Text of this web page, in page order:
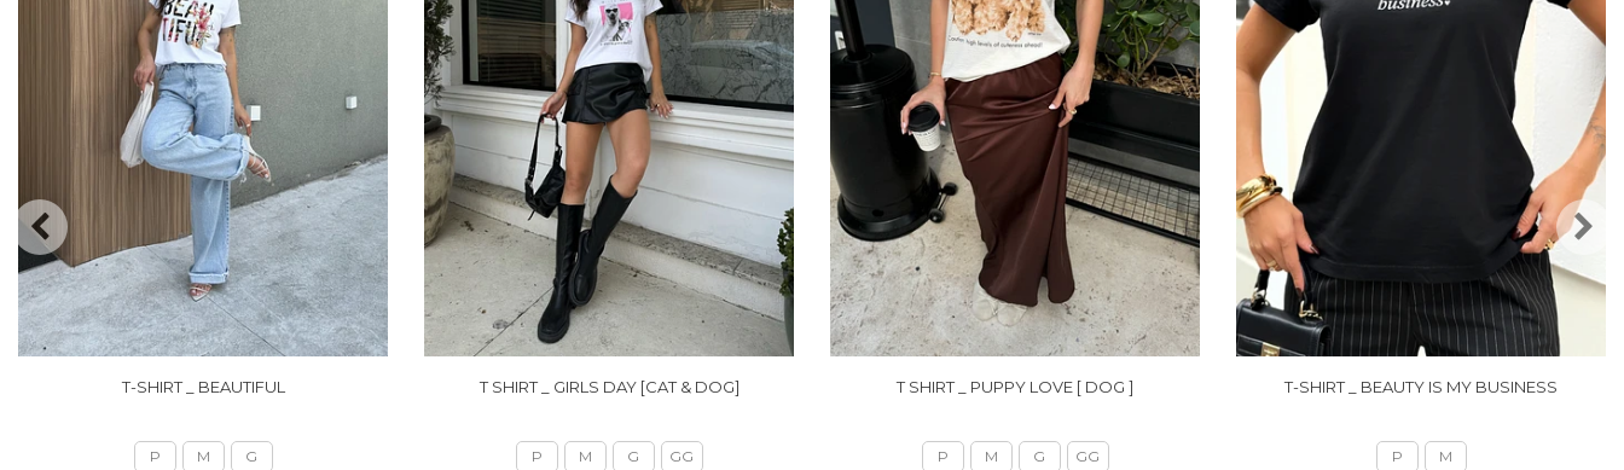
T-SHIRT _ BEAUTIFUL
P M G
T SHIRT _ GIRLS DAY [CAT & DOG]
P M G GG
T SHIRT _ PUPPY LOVE [ DOG ]
P M G GG
T-SHIRT _ BEAUTY IS MY BUSINESS
P M